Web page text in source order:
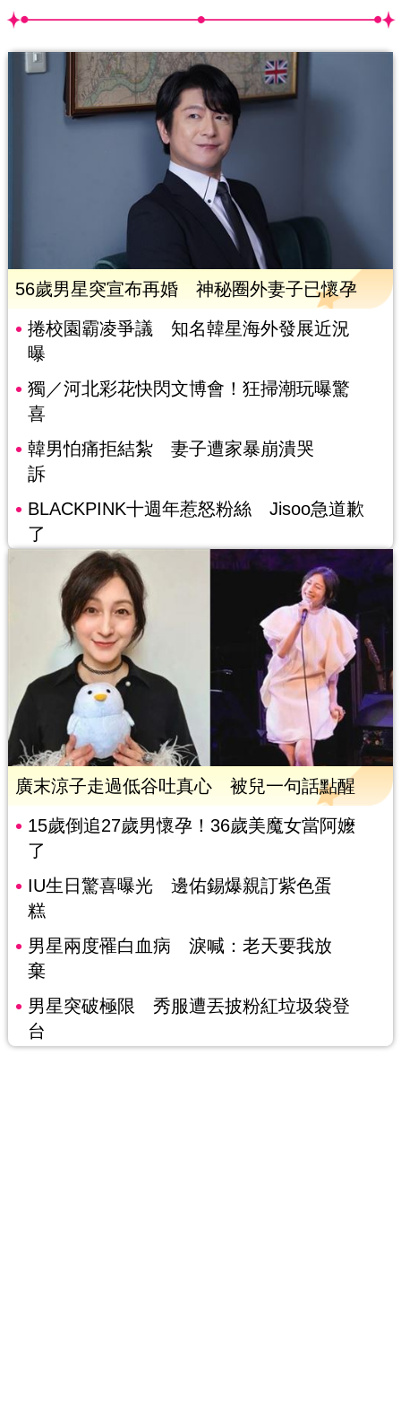
56歲男星突宣布再婚 神秘圈外妻子已懷孕
捲校園霸凌爭議 知名韓星海外發展近況
曝
獨／河北彩花快閃文博會！狂掃潮玩曝驚
喜
韓男怕痛拒結紮 妻子遭家暴崩潰哭
訴
BLACKPINK十週年惹怒粉絲 Jisoo急道歉
了
廣末涼子走過低谷吐真心 被兒一句話點醒
15歲倒追27歲男懷孕！36歲美魔女當阿嬤
了
IU生日驚喜曝光 邊佑錫爆親訂紫色蛋
糕
男星兩度罹白血病 淚喊：老天要我放
棄
男星突破極限 秀服遭丟披粉紅垃圾袋登
台